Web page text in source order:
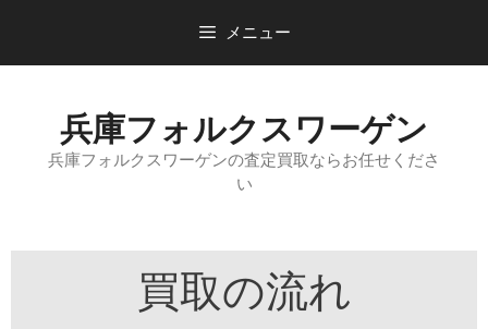
メニュー
兵庫フォルクスワーゲン
兵庫フォルクスワーゲンの査定買取ならお任せくださ
い
買取の流れ